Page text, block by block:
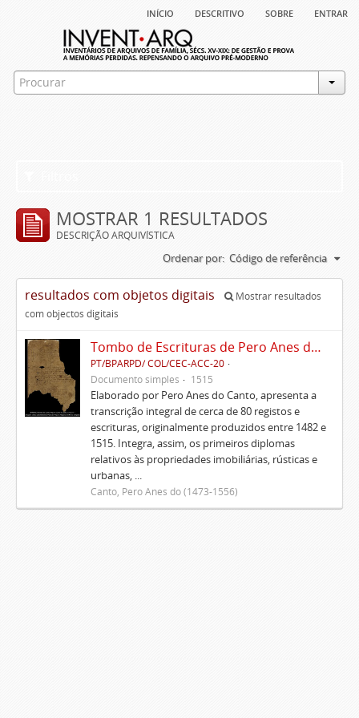
início descritivo sobre entrar
MOSTRAR 1 RESULTADOS
DESCRIÇÃO ARQUIVÍSTICA
Ordenar por: Código de referência
resultados com objetos digitais
Mostrar resultados
com objectos digitais
Tombo de Escrituras de Pero Anes do Canto
PT/BPARPD/ COL/CEC-ACC-20
Documento simples
1515
Elaborado por Pero Anes do Canto, apresenta a
transcrição integral de cerca de 80 registos e
escrituras, originalmente produzidos entre 1482 e
1515. Integra, assim, os primeiros diplomas
relativos às propriedades imobiliárias, rústicas e
urbanas, ...
Canto, Pero Anes do (1473-1556)